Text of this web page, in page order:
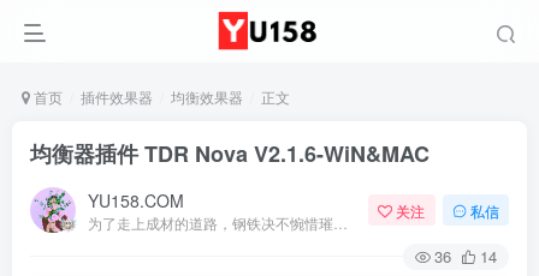
首页 插件效果器 均衡效果器 正文
均衡器插件 TDR Nova V2.1.6-WiN&MAC
YU158.COM 关注 私信
36 14